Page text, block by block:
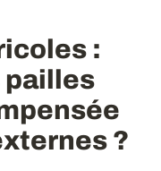
:
pailles
?